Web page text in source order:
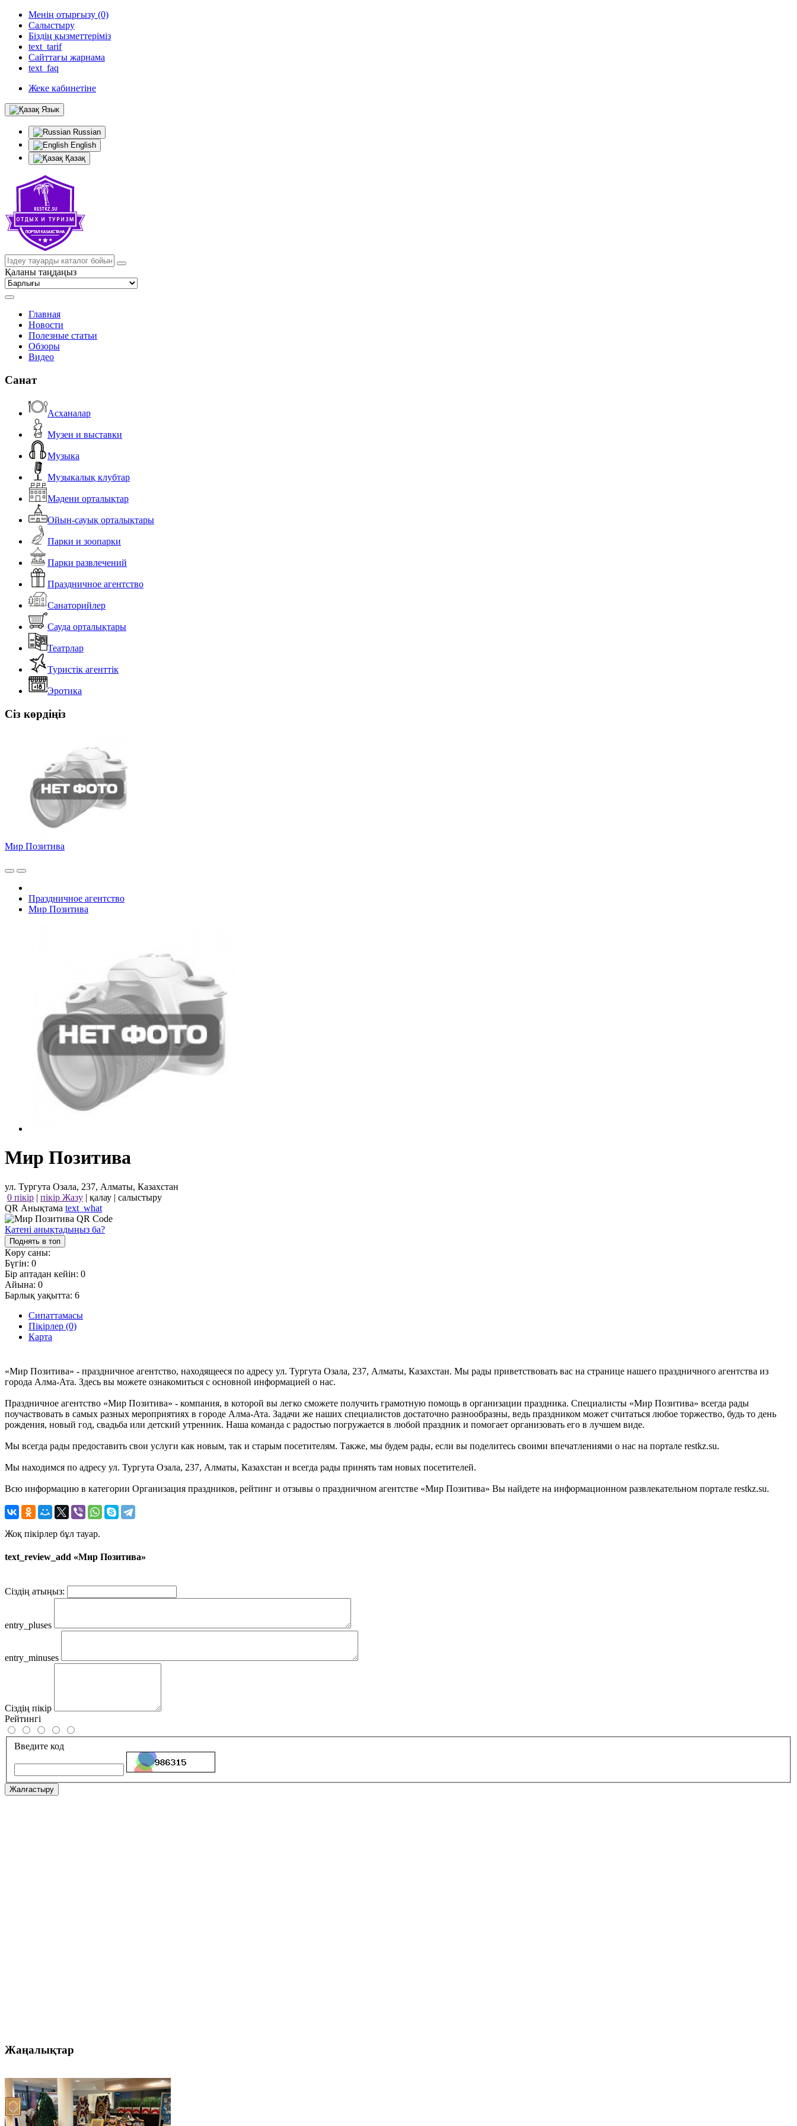
Менің отырғызу (0)
Салыстыру
Біздің қызметтеріміз
text_tarif
Сайттағы жарнама
text_faq
Жеке кабинетіне
Язык
Russian
English
Қазақ
Қаланы таңдаңыз
Главная
Новости
Полезные статьи
Обзоры
Видео
Санат
Асханалар
Музеи и выставки
Музыка
Музыкалық клубтар
Мәдени орталықтар
Ойын-сауық орталықтары
Парки и зоопарки
Парки развлечений
Праздничное агентство
Санаторийлер
Сауда орталықтары
Театрлар
Туристік агенттік
Эротика
Сіз көрдіңіз
Мир Позитива
Праздничное агентство
Мир Позитива
Мир Позитива
ул. Тургута Озала, 237, Алматы, Казахстан
0 пікір | пікір Жазу | қалау | салыстыру
QR Анықтама text_what
Қатені анықтадыңыз ба?
Поднять в топ
Көру саны:
Бүгін: 0
Бір аптадан кейін: 0
Айына: 0
Барлық уақытта: 6
Сипаттамасы
Пікірлер (0)
Карта
«Мир Позитива» - праздничное агентство, находящееся по адресу ул. Тургута Озала, 237, Алматы, Казахстан. Мы рады приветствовать вас на странице нашего праздничного агентства из
города Алма-Ата. Здесь вы можете ознакомиться с основной информацией о нас.
Праздничное агентство «Мир Позитива» - компания, в которой вы легко сможете получить грамотную помощь в организации праздника. Специалисты «Мир Позитива» всегда рады
поучаствовать в самых разных мероприятиях в городе Алма-Ата. Задачи же наших специалистов достаточно разнообразны, ведь праздником может считаться любое торжество, будь то день
рождения, новый год, свадьба или детский утренник. Наша команда с радостью погружается в любой праздник и помогает организовать его в лучшем виде.
Мы всегда рады предоставить свои услуги как новым, так и старым посетителям. Также, мы будем рады, если вы поделитесь своими впечатлениями о нас на портале restkz.su.
Мы находимся по адресу ул. Тургута Озала, 237, Алматы, Казахстан и всегда рады принять там новых посетителей.
Всю информацию в категории Организация праздников, рейтинг и отзывы о праздничном агентстве «Мир Позитива» Вы найдете на информационном развлекательном портале restkz.su.
Жоқ пікірлер бұл тауар.
text_review_add «Мир Позитива»
Сіздің атыңыз:
entry_pluses
entry_minuses
Сіздің пікір
Рейтингі
Введите код
Жалғастыру
Жаңалықтар